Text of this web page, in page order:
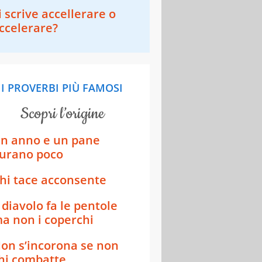
scrive accellerare o
I PROVERBI PIÙ FAMOSI
scopri l’origine
anno e un pane
poco
tace acconsente
fa le pentole
non i coperchi
s’incorona se non